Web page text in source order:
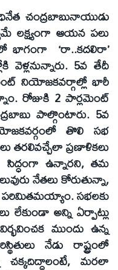
చంద్రబాబునాయుడు
లక్ష్యంగా ఆయన పలు
భాగంగా ‘రా..కదలిరా’
వెళ్లనున్నారు. 5వ తేదీ
నియోజకవర్గాల్లో భారీ
రోజుకి 2 పార్లమెంట్‌
పాల్గొంటారు. 5వ
తొలి సభ
తరలివచ్చేలా ప్రణాళికలు
ఉన్నారని, తమ
నేతలు కోరుతున్నా,
సభలకు
లేకుండా అన్ని ఏర్పాట్లు
ముందు ఉన్న
నేడు రాష్ట్రంలో
చక్కదిద్దాలంటే, మరలా